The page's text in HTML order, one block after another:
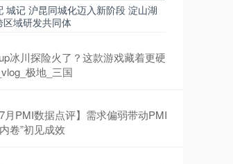
城记 沪昆同城化迈入新阶段 淀山湖
区域研发共同体
冰川探险火了？这款游戏藏着更硬
极地_三国
月PMI数据点评】需求偏弱带动PMI
卷”初见成效